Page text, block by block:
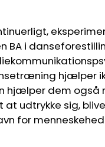
BA i
hjælper
hjælper dem
udtrykke sig,
for